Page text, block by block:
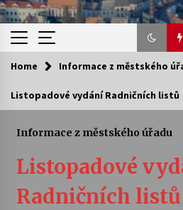
Kam za kulturou?
Sukuba Ensemble
Vernisáž výstavy
kapkou
Home Informace z městského
Listopadové vydání Radničních listů
Informace z městského úřadu
Listopadové
Radničních listů